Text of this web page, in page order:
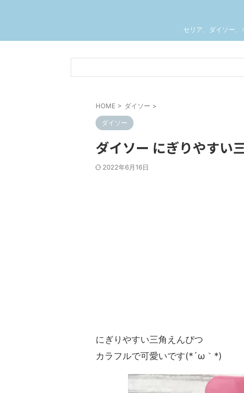
セリア、ダイソー
HOME > ダイソー >
ダイソー
ダイソー にぎりやす
2022年6月16日
にぎりやすい三角えんぴつ
カラフルで可愛いです(*´ω｀*)